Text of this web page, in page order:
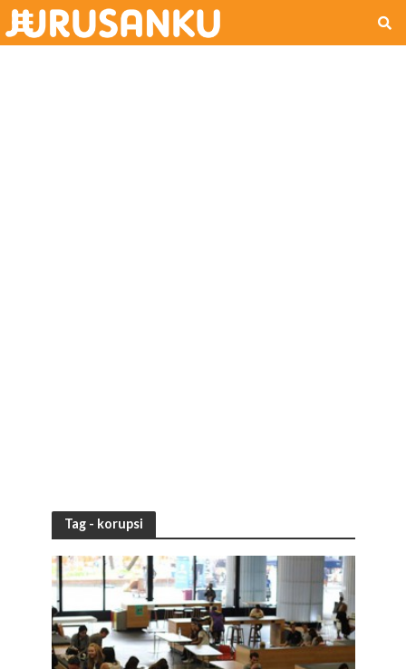
Tag - korupsi